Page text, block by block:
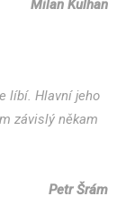
Milan Kulhan
líbí. Hlavní jeho
závislý někam
Petr Šrám